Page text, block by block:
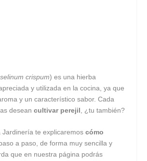
crispum) es una hierba
y utilizada en la cocina, ya que
y un característico sabor. Cada
deseancultivar perejil , ¿tu también?
Jardinería te explicaremoscómo
a paso, de forma muy sencilla y
que en nuestra página podrás